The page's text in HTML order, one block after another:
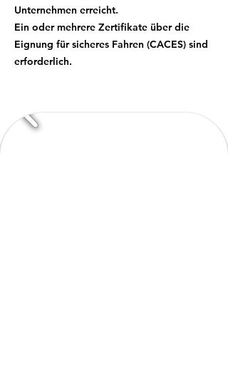
Unternehmen erreicht.
Ein oder mehrere Zertifikate über die
Eignung für sicheres Fahren (CACES) sind
erforderlich.